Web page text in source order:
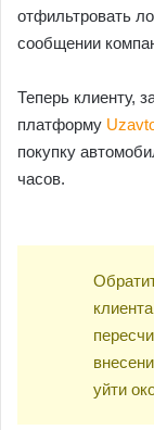
отфильтровать
сообщении
Теперь клиенту,
платформу
покупку
часов.
уйти